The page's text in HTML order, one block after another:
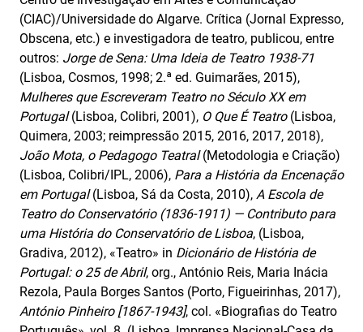
(CIAC)/Universidade do Algarve. Crítica (Jornal Expresso,
Obscena, etc.) e investigadora de teatro, publicou, entre
outros: Jorge de Sena: Uma Ideia de Teatro 1938‑71
(Lisboa, Cosmos, 1998; 2.ª ed. Guimarães, 2015),
Mulheres que Escreveram Teatro no Século XX em
Portugal(Lisboa, Colibri, 2001), O Que É Teatro(Lisboa,
Quimera, 2003; reimpressão 2015, 2016, 2017, 2018),
João Mota, o Pedagogo Teatral(Metodologia e Criação)
(Lisboa, Colibri/IPL, 2006), Para a História da Encenação
em Portugal(Lisboa, Sá da Costa, 2010), A Escola de
Teatro do Conservatório (1836-1911) — Contributo para
uma História do Conservatório de Lisboa, (Lisboa,
Gradiva, 2012), «Teatro» in Dicionário de História de
Portugal: o 25 de Abril, org., António Reis, Maria Inácia
Rezola, Paula Borges Santos (Porto, Figueirinhas, 2017),
António Pinheiro [1867-1943], col. «Biografias do Teatro